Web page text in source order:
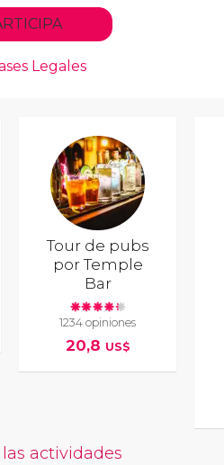
Tour de pubs
por Temple
Bar
1234 opiniones
20,8 US$
actividades